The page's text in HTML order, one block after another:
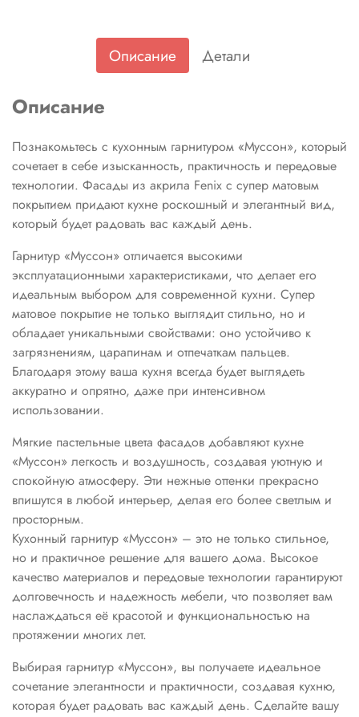
Описание Детали
Описание
Познакомьтесь с кухонным гарнитуром «Муссон», который
сочетает в себе изысканность, практичность и передовые
технологии. Фасады из акрила Fenix с супер матовым
покрытием придают кухне роскошный и элегантный вид,
который будет радовать вас каждый день.
Гарнитур «Муссон» отличается высокими
эксплуатационными характеристиками, что делает его
идеальным выбором для современной кухни. Супер
матовое покрытие не только выглядит стильно, но и
обладает уникальными свойствами: оно устойчиво к
загрязнениям, царапинам и отпечаткам пальцев.
Благодаря этому ваша кухня всегда будет выглядеть
аккуратно и опрятно, даже при интенсивном
использовании.
Мягкие пастельные цвета фасадов добавляют кухне
«Муссон» легкость и воздушность, создавая уютную и
спокойную атмосферу. Эти нежные оттенки прекрасно
впишутся в любой интерьер, делая его более светлым и
просторным.
Кухонный гарнитур «Муссон» – это не только стильное,
но и практичное решение для вашего дома. Высокое
качество материалов и передовые технологии гарантируют
долговечность и надежность мебели, что позволяет вам
наслаждаться её красотой и функциональностью на
протяжении многих лет.
Выбирая гарнитур «Муссон», вы получаете идеальное
сочетание элегантности и практичности, создавая кухню,
которая будет радовать вас каждый день. Сделайте вашу